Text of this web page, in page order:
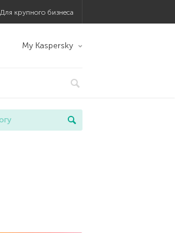
Для крупного бизнеса
My Kaspersky